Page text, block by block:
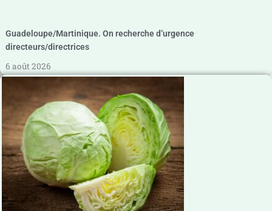
Guadeloupe/Martinique. On recherche d’urgence
directeurs/directrices
6 août 2026